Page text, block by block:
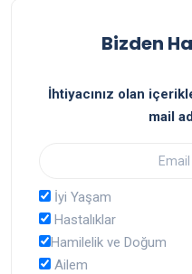
Bizden
İhtiyacınız olan
mail
İyi Yaşam
Hastalıklar
Hamilelik ve Doğum
Ailem